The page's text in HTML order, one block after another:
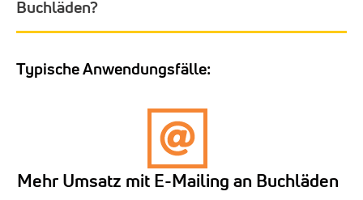
Buchläden?
Typische Anwendungsfälle:
Mehr Umsatz mit E-Mailing an Buchläden